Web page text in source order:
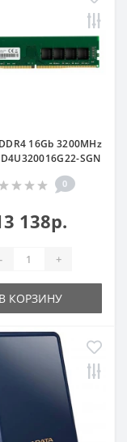
16Gb 3200MHz
SGN
0
138р.
- +
В КОРЗИНУ